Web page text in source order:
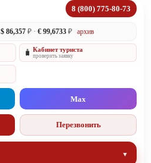
8 (800) 775-80-73
$ 86,357 ₽ · € 99,6733 ₽ архив
🧳 Кабинет туриста
проверить заявку
Max
Перезвонить